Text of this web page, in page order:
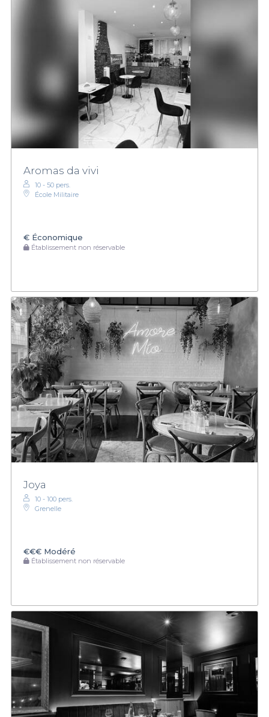
Aromas da vivi
10 - 50 pers.
École Militaire
€ Économique
Établissement non réservable
Joya
10 - 100 pers.
Grenelle
€€€ Modéré
Établissement non réservable